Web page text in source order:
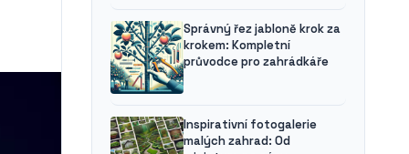
Správný řez jabloně krok za
krokem: Kompletní
průvodce pro zahrádkáře
Inspirativní fotogalerie
malých zahrad: Od